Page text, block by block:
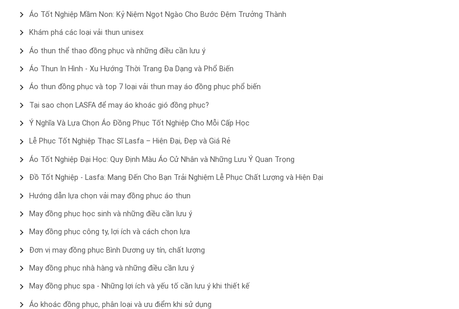
Áo Tốt Nghiệp Mầm Non: Kỷ Niệm Ngọt Ngào Cho Bước Đệm Trưởng Thành
Khám phá các loại vải thun unisex
Áo thun thể thao đồng phục và những điều cần lưu ý
Áo Thun In Hình - Xu Hướng Thời Trang Đa Dạng và Phổ Biến
Áo thun đồng phục và top 7 loại vải thun may áo đồng phục phổ biến
Tại sao chọn LASFA để may áo khoác gió đồng phục?
Ý Nghĩa Và Lựa Chọn Áo Đồng Phục Tốt Nghiệp Cho Mỗi Cấp Học
Lễ Phục Tốt Nghiệp Thạc Sĩ Lasfa – Hiện Đại, Đẹp và Giá Rẻ
Áo Tốt Nghiệp Đại Học: Quy Định Màu Áo Cử Nhân và Những Lưu Ý Quan Trọng
Đồ Tốt Nghiệp - Lasfa: Mang Đến Cho Bạn Trải Nghiệm Lễ Phục Chất Lượng và Hiện Đại
Hướng dẫn lựa chọn vải may đồng phục áo thun
May đồng phục học sinh và những điều cần lưu ý
May đồng phục công ty, lợi ích và cách chọn lựa
Đơn vị may đồng phục Bình Dương uy tín, chất lượng
May đồng phục nhà hàng và những điều cần lưu ý
May đồng phục spa - Những lợi ích và yếu tố cần lưu ý khi thiết kế
Áo khoác đồng phục, phân loại và ưu điểm khi sử dụng